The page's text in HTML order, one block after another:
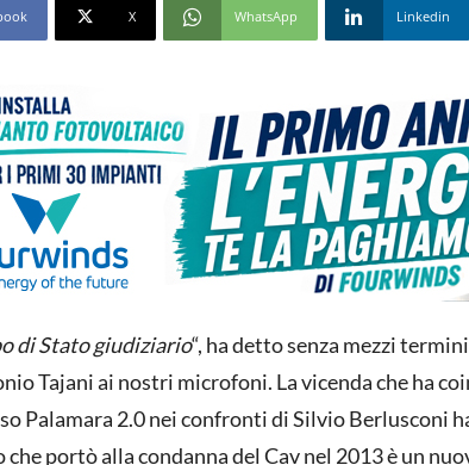
X WhatsApp Linkedin
di Stato giudiziario“, ha detto senza mezzi
Tajani ai nostri microfoni. La vicenda che ha
Palamara 2.0 nei confronti di Silvio Berlusconi
che portò alla condanna del Cav nel 2013 è un